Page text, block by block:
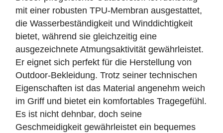
mit einer robusten TPU-Membran ausgestattet,
die Wasserbeständigkeit und Winddichtigkeit
bietet, während sie gleichzeitig eine
ausgezeichnete Atmungsaktivität gewährleistet.
Er eignet sich perfekt für die Herstellung von
Outdoor-Bekleidung. Trotz seiner technischen
Eigenschaften ist das Material angenehm weich
im Griff und bietet ein komfortables Tragegefühl.
Es ist nicht dehnbar, doch seine
Geschmeidigkeit gewährleistet ein bequemes